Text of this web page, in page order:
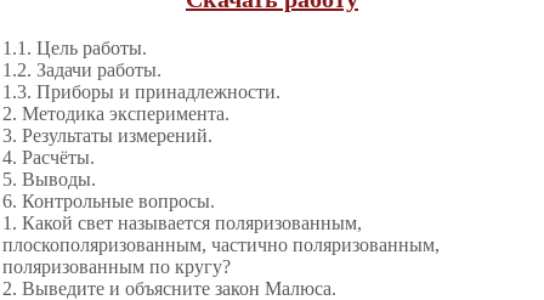
1.1. Цель работы.
1.2. Задачи работы.
1.3. Приборы и принадлежности.
2. Методика эксперимента.
3. Результаты измерений.
4. Расчёты.
5. Выводы.
6. Контрольные вопросы.
1. Какой свет называется поляризованным,
плоскополяризованным, частично поляризованным,
поляризованным по кругу?
2. Выведите и объясните закон Малюса.